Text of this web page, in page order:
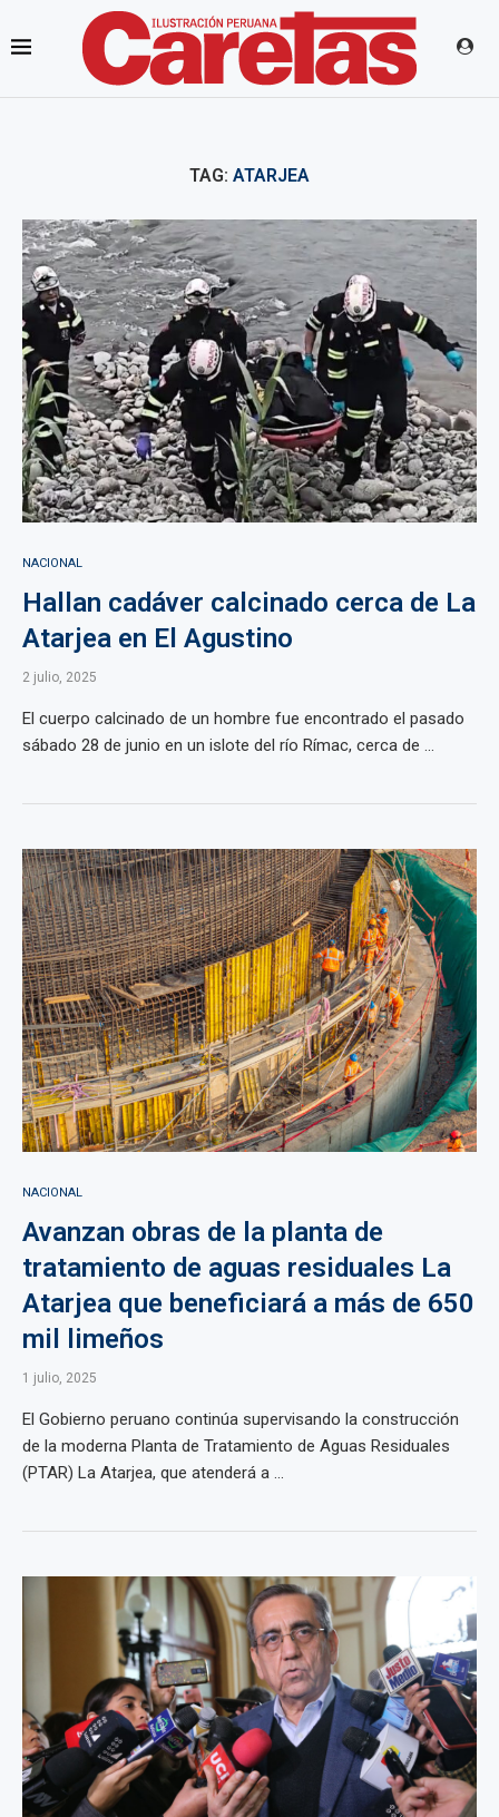
TAG: ATARJEA
NACIONAL
Hallan cadáver calcinado cerca de La
Atarjea en El Agustino
2 julio, 2025
El cuerpo calcinado de un hombre fue encontrado el pasado
sábado 28 de junio en un islote del río Rímac, cerca de ...
NACIONAL
Avanzan obras de la planta de
tratamiento de aguas residuales La
Atarjea que beneficiará a más de 650
mil limeños
1 julio, 2025
El Gobierno peruano continúa supervisando la construcción
de la moderna Planta de Tratamiento de Aguas Residuales
(PTAR) La Atarjea, que atenderá a ...